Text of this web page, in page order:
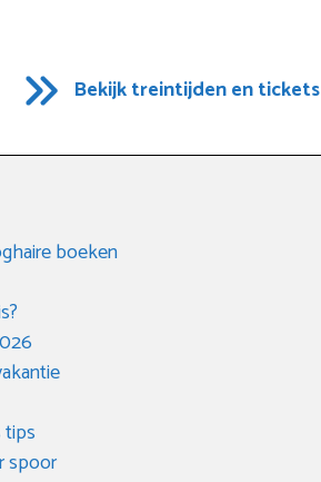
Bekijk treintijden en tickets
boeken
spoor